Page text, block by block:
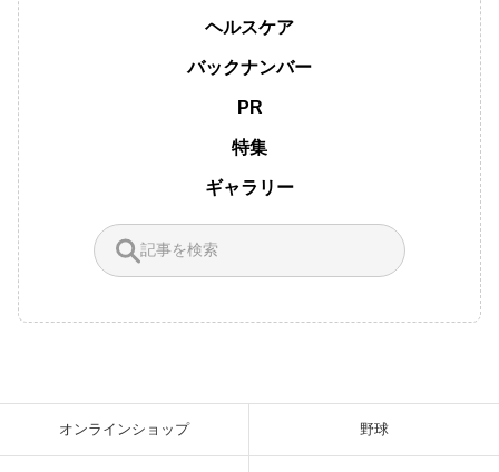
ヘルスケア
バックナンバー
PR
特集
ギャラリー
オンラインショップ 野球